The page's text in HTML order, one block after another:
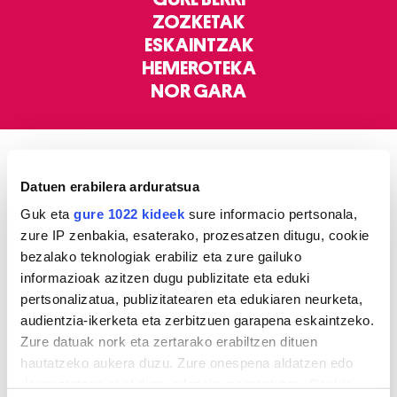
Datuen erabilera arduratsua
Guk eta gure 1022 kideek sure informacio pertsonala,
zure IP zenbakia, esaterako, prozesatzen ditugu, cookie
bezalako teknologiak erabiliz eta zure gailuko
informazioak azitzen dugu publizitate eta eduki
pertsonalizatua, publizitatearen eta edukiaren neurketa,
audientzia-ikerketa eta zerbitzuen garapena eskaintzeko.
Zure datuak nork eta zertarako erabiltzen dituen
hautatzeko aukera duzu. Zure onespena aldatzen edo
ZOZKETAK
ESKAINTZAK
HEMEROTEKA
NOR GARA
FUTBOLA